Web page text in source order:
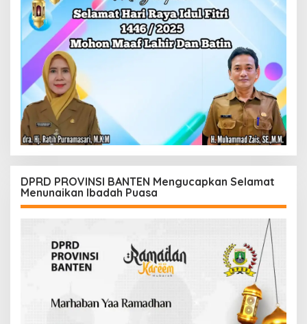
DPRD PROVINSI BANTEN Mengucapkan Selamat
Menunaikan Ibadah Puasa